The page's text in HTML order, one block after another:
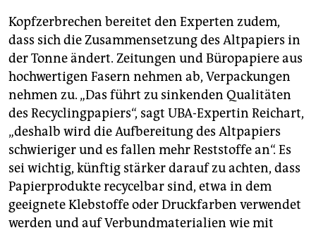
Kopfzerbrechen bereitet den Experten zudem,
dass sich die Zusammensetzung des Altpapiers in
der Tonne ändert. Zeitungen und Büropapiere aus
hochwertigen Fasern nehmen ab, Verpackungen
nehmen zu. „Das führt zu sinkenden Qualitäten
des Recyclingpapiers“, sagt UBA-Expertin Reichart,
„deshalb wird die Aufbereitung des Altpapiers
schwieriger und es fallen mehr Reststoffe an“. Es
sei wichtig, künftig stärker darauf zu achten, dass
Papierprodukte recycelbar sind, etwa in dem
geeignete Klebstoffe oder Druckfarben verwendet
werden und auf Verbundmaterialien wie mit